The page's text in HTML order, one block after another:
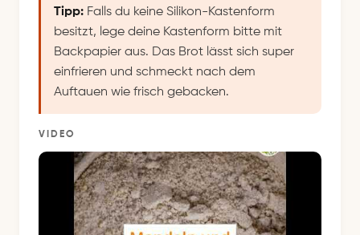
Tipp: Falls du keine Silikon-Kastenform
besitzt, lege deine Kastenform bitte mit
Backpapier aus. Das Brot lässt sich super
einfrieren und schmeckt nach dem
Auftauen wie frisch gebacken.
VIDEO